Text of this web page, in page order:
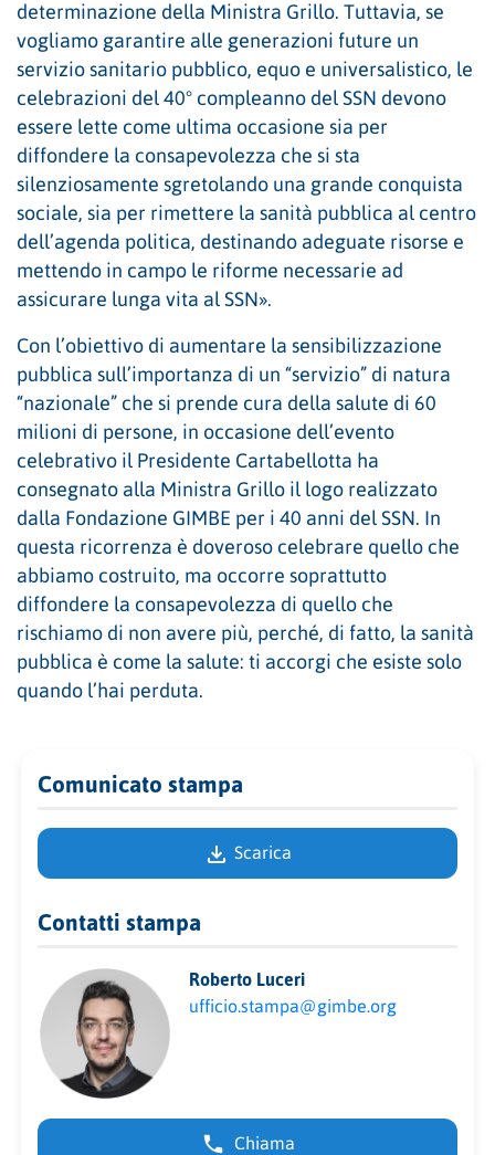
determinazione della Ministra Grillo. Tuttavia, se
vogliamo garantire alle generazioni future un
servizio sanitario pubblico, equo e universalistico, le
celebrazioni del 40° compleanno del SSN devono
essere lette come ultima occasione sia per
diffondere la consapevolezza che si sta
silenziosamente sgretolando una grande conquista
sociale, sia per rimettere la sanità pubblica al centro
dell’agenda politica, destinando adeguate risorse e
mettendo in campo le riforme necessarie ad
assicurare lunga vita al SSN».
Con l’obiettivo di aumentare la sensibilizzazione
pubblica sull’importanza di un “servizio” di natura
“nazionale” che si prende cura della salute di 60
milioni di persone, in occasione dell’evento
celebrativo il Presidente Cartabellotta ha
consegnato alla Ministra Grillo il logo realizzato
dalla Fondazione GIMBE per i 40 anni del SSN. In
questa ricorrenza è doveroso celebrare quello che
abbiamo costruito, ma occorre soprattutto
diffondere la consapevolezza di quello che
rischiamo di non avere più, perché, di fatto, la sanità
pubblica è come la salute: ti accorgi che esiste solo
quando l’hai perduta.
Comunicato stampa
Scarica
Contatti stampa
Roberto Luceri
ufficio.stampa@gimbe.org
Chiama